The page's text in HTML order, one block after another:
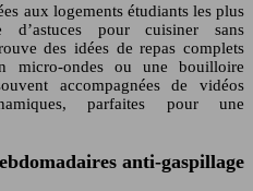
aux logements étudiants les plus
d’astuces pour cuisiner sans
des idées de repas complets
micro-ondes ou une bouilloire
accompagnées de vidéos
parfaites pour une
anti-gaspillage